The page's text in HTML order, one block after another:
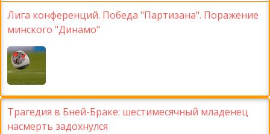
Лига конференций. Победа "Партизана". Поражение
минского "Динамо"
Трагедия в Бней-Браке: шестимесячный младенец
насмерть задохнулся